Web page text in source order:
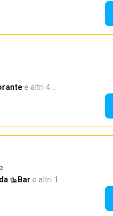
·e altri 4…
· Bar·e altri 1…